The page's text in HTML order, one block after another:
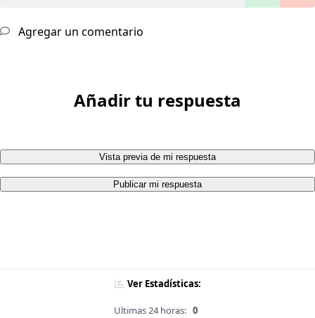
Agregar un comentario
Añadir tu respuesta
Vista previa de mi respuesta
Publicar mi respuesta
Ver Estadísticas:
Ultimas 24 horas: 0